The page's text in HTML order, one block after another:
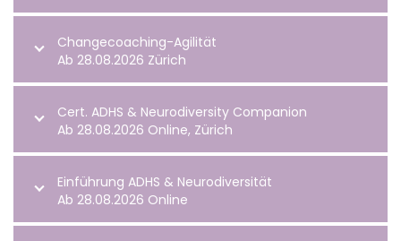
Changecoaching-Agilität
Ab 28.08.2026 Zürich
Cert. ADHS & Neurodiversity Companion
Ab 28.08.2026 Online, Zürich
Einführung ADHS & Neurodiversität
Ab 28.08.2026 Online